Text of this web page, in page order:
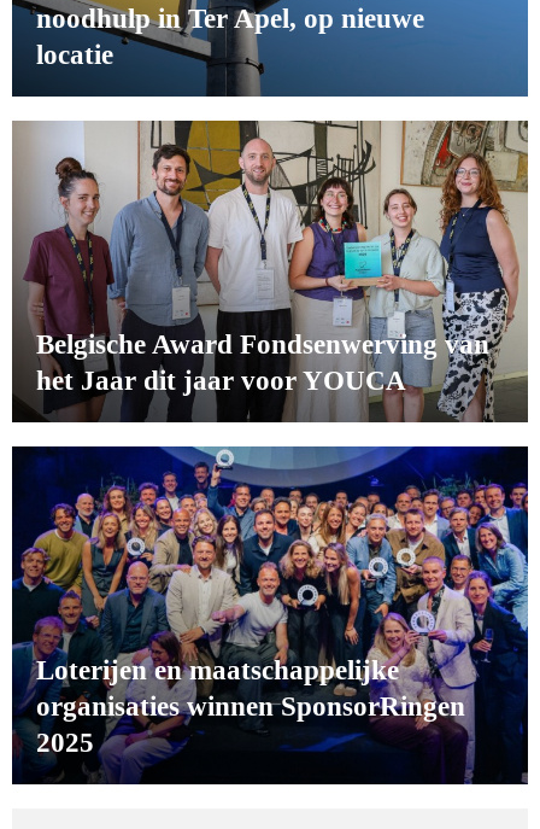
noodhulp in Ter Apel, op nieuwe
locatie
Belgische Award Fondsenwerving van
het Jaar dit jaar voor YOUCA
Loterijen en maatschappelijke
organisaties winnen SponsorRingen
2025